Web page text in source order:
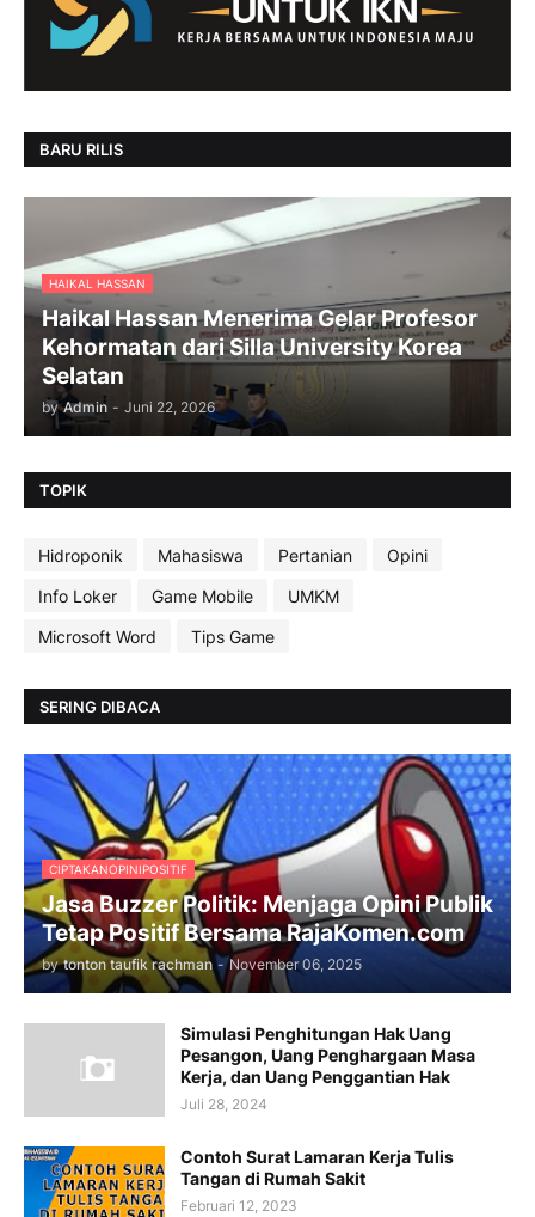
BARU RILIS
HAIKAL HASSAN
Haikal Hassan Menerima Gelar Profesor
Kehormatan dari Silla University Korea
Selatan
by Admin - Juni 22, 2026
TOPIK
Hidroponik Mahasiswa Pertanian
Opini
Info Loker
Game Mobile
UMKM
Microsoft Word
Tips Game
SERING DIBACA
CIPTAKANOPINIPOSITIF
Jasa Buzzer Politik: Menjaga Opini Publik
Tetap Positif Bersama RajaKomen.com
by tonton taufik rachman - November 06, 2025
Simulasi Penghitungan Hak Uang
Pesangon, Uang Penghargaan Masa
Kerja, dan Uang Penggantian Hak
Juli 28, 2024
Contoh Surat Lamaran Kerja Tulis
Tangan di Rumah Sakit
Februari 12, 2023